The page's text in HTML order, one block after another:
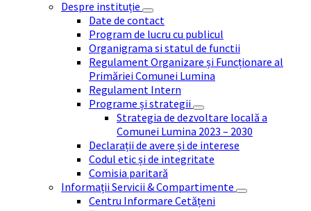
Despre instituție
Date de contact
Program de lucru cu publicul
Organigrama si statul de functii
Regulament Organizare și Funcționare al
Primăriei Comunei Lumina
Regulament Intern
Programe și strategii
Strategia de dezvoltare locală a
Comunei Lumina 2023 – 2030
Declarații de avere și de interese
Codul etic și de integritate
Comisia paritară
Informații Servicii & Compartimente
Centru Informare Cetățeni